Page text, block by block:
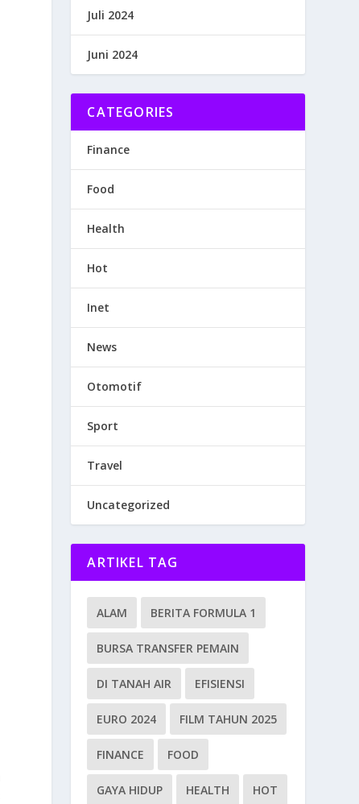
Juli 2024
Juni 2024
CATEGORIES
Finance
Food
Health
Hot
Inet
News
Otomotif
Sport
Travel
Uncategorized
ARTIKEL TAG
ALAM BERITA FORMULA 1
BURSA TRANSFER PEMAIN
DI TANAH AIR EFISIENSI
EURO 2024 FILM TAHUN 2025
FINANCE FOOD
GAYA HIDUP HEALTH HOT